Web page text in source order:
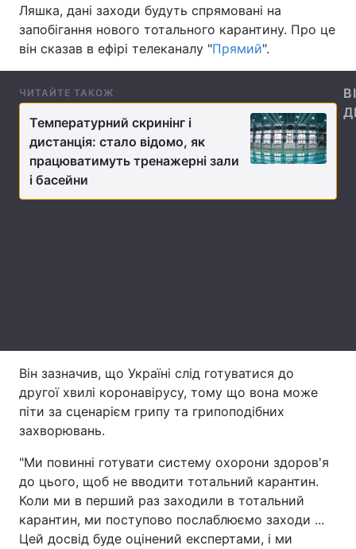
Спорт Наука
Техно і зв'язок Лайт
Зброя
Здоров'я Туризм
Цікавинки Погода
Екологія Регіони
Архів Вакансії
Контакти
Послуги
Ляшка, дані заходи будуть спрямовані на
запобігання нового тотального карантину. Про це
він сказав в ефірі телеканалу "Прямий".
ЧИТАЙТЕ ТАКОЖ
Температурний скринінг і
дистанція: стало відомо, як
працюватимуть тренажерні зали
і басейни
Він зазначив, що Україні слід готуватися до
другої хвилі коронавірусу, тому що вона може
піти за сценарієм грипу та грипоподібних
захворювань.
"Ми повинні готувати систему охорони здоров'я
до цього, щоб не вводити тотальний карантин.
Коли ми в перший раз заходили в тотальний
карантин, ми поступово послаблюємо заходи ...
Цей досвід буде оцінений експертами, і ми